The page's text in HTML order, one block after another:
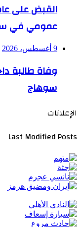
القبض على
عمومي في
9 أغسطس، 2026
وفاة طالبة
سوهاج
الإعلانات
Last Modified Posts